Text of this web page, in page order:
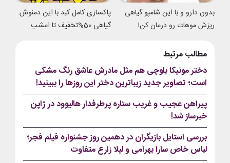
بدون دارو و با این شامپو گیاهی
ریزش موهات رو درمان کن!
پاکسازی کامل کبد با این دمنوش
گیاهی 50%تخفیف تا امشب
مطالب مرتبط
دختر مونیکا بلوچی هم مثل مادرش عاشق رنگ مشکی
است؛ تصاویر جدید زیباترین دختر این روزها را ببینید!
پیراهن عجیب و غریب ستاره پرطرفدار هالیوود در ژاپن
خبرساز شد!
بررسی استایل بازیگران در دهمین روز جشنواره فیلم فجر؛
لباس خاص سارا بهرامی و لیلا زارع متفاوت